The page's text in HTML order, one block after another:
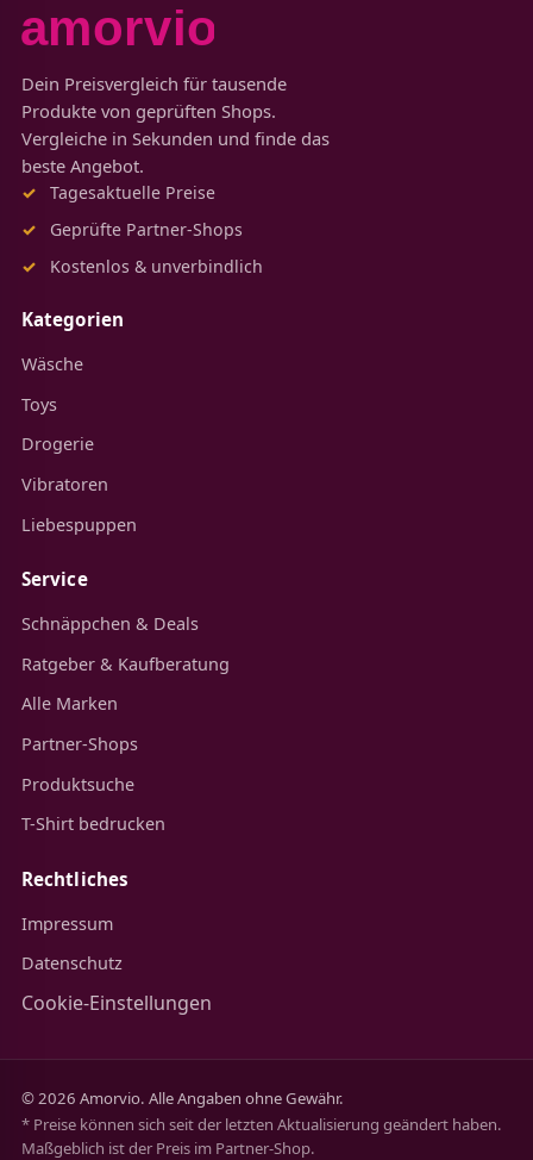
Dein Preisvergleich für tausende
Produkte von geprüften Shops.
Vergleiche in Sekunden und finde das
beste Angebot.
Tagesaktuelle Preise
Geprüfte Partner-Shops
Kostenlos & unverbindlich
Kategorien
Wäsche
Toys
Drogerie
Vibratoren
Liebespuppen
Service
Schnäppchen & Deals
Ratgeber & Kaufberatung
Alle Marken
Partner-Shops
Produktsuche
T-Shirt bedrucken
Rechtliches
Impressum
Datenschutz
Cookie-Einstellungen
© 2026 Amorvio. Alle Angaben ohne Gewähr.
* Preise können sich seit der letzten Aktualisierung geändert haben.
Maßgeblich ist der Preis im Partner-Shop.